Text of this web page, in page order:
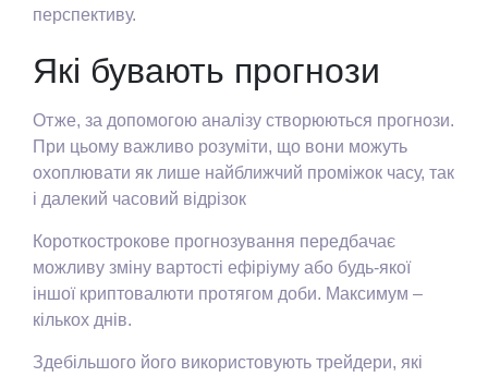
перспективу.
Які бувають прогнози
Отже, за допомогою аналізу створюються прогнози.
При цьому важливо розуміти, що вони можуть
охоплювати як лише найближчий проміжок часу, так
і далекий часовий відрізок
Короткострокове прогнозування передбачає
можливу зміну вартості ефіріуму або будь-якої
іншої криптовалюти протягом доби. Максимум –
кількох днів.
Здебільшого його використовують трейдери, які